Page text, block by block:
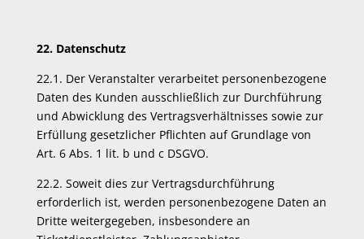
22. Datenschutz
22.1. Der Veranstalter verarbeitet personenbezogene
Daten des Kunden ausschließlich zur Durchführung
und Abwicklung des Vertragsverhältnisses sowie zur
Erfüllung gesetzlicher Pflichten auf Grundlage von
Art. 6 Abs. 1 lit. b und c DSGVO.
22.2. Soweit dies zur Vertragsdurchführung
erforderlich ist, werden personenbezogene Daten an
Dritte weitergegeben, insbesondere an